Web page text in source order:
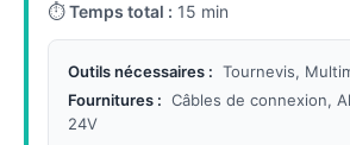
⏱Temps total : 15 min
Outils nécessaires : Tournevis,
Fournitures : Câbles de connexion,
24V